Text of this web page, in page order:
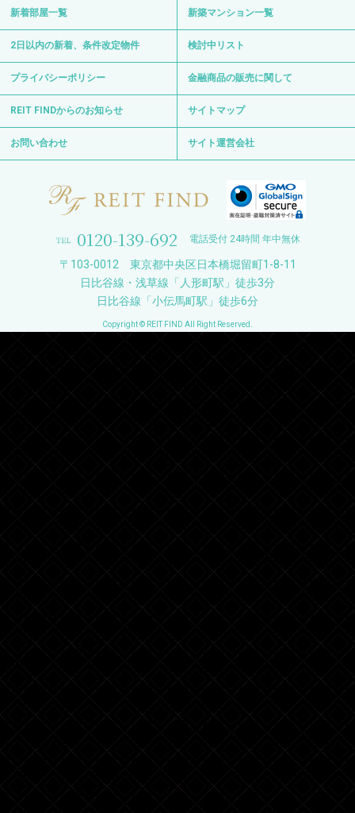
新着部屋一覧 新築マンション一覧
2日以内の新着、条件改定物件 検討中リスト
プライバシーポリシー 金融商品の販売に関して
REIT FINDからのお知らせ サイトマップ
お問い合わせ サイト運営会社
0120-139-692 電話受付 24時間 年中無休
〒103-0012 東京都中央区日本橋堀留町1-8-11
日比谷線・浅草線「人形町駅」徒歩3分
日比谷線「小伝馬町駅」徒歩6分
Copyright © REIT FIND All Right Reserved.